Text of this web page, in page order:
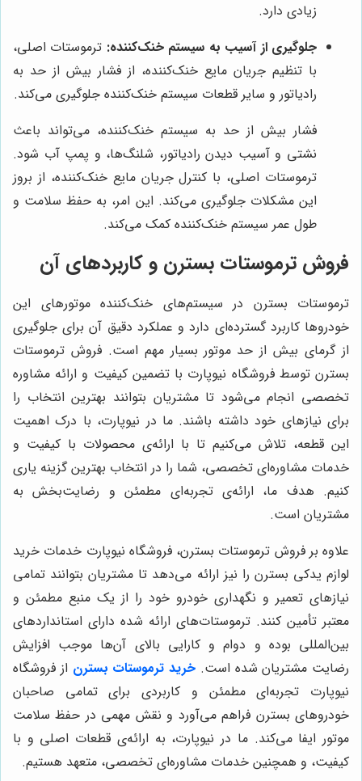
زیادی دارد.
جلوگیری از آسیب به سیستم خنک‌کننده: ترموستات اصلی،
با تنظیم جریان مایع خنک‌کننده، از فشار بیش از حد به
رادیاتور و سایر قطعات سیستم خنک‌کننده جلوگیری می‌کند.
فشار بیش از حد به سیستم خنک‌کننده، می‌تواند باعث
نشتی و آسیب دیدن رادیاتور، شلنگ‌ها، و پمپ آب شود.
ترموستات اصلی، با کنترل جریان مایع خنک‌کننده، از بروز
این مشکلات جلوگیری می‌کند. این امر، به حفظ سلامت و
طول عمر سیستم خنک‌کننده کمک می‌کند.
فروش ترموستات بسترن و کاربردهای آن
ترموستات بسترن در سیستم‌های خنک‌کننده موتورهای این
خودروها کاربرد گسترده‌ای دارد و عملکرد دقیق آن برای جلوگیری
از گرمای بیش از حد موتور بسیار مهم است. فروش ترموستات
بسترن توسط فروشگاه نیوپارت با تضمین کیفیت و ارائه مشاوره
تخصصی انجام می‌شود تا مشتریان بتوانند بهترین انتخاب را
برای نیازهای خود داشته باشند. ما در نیوپارت، با درک اهمیت
این قطعه، تلاش می‌کنیم تا با ارائه‌ی محصولات با کیفیت و
خدمات مشاوره‌ای تخصصی، شما را در انتخاب بهترین گزینه یاری
کنیم. هدف ما، ارائه‌ی تجربه‌ای مطمئن و رضایت‌بخش به
مشتریان است.
علاوه بر فروش ترموستات بسترن، فروشگاه نیوپارت خدمات خرید
لوازم یدکی بسترن را نیز ارائه می‌دهد تا مشتریان بتوانند تمامی
نیازهای تعمیر و نگهداری خودرو خود را از یک منبع مطمئن و
معتبر تأمین کنند. ترموستات‌های ارائه شده دارای استانداردهای
بین‌المللی بوده و دوام و کارایی بالای آن‌ها موجب افزایش
رضایت مشتریان شده است. خرید ترموستات بسترن از فروشگاه
نیوپارت تجربه‌ای مطمئن و کاربردی برای تمامی صاحبان
خودروهای بسترن فراهم می‌آورد و نقش مهمی در حفظ سلامت
موتور ایفا می‌کند. ما در نیوپارت، به ارائه‌ی قطعات اصلی و با
کیفیت، و همچنین خدمات مشاوره‌ای تخصصی، متعهد هستیم.